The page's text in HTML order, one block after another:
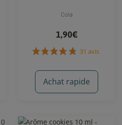
Cola
1,90€
Achat rapide